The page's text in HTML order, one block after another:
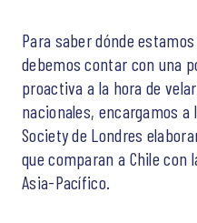
Para saber dónde
debemos contar con una
proactiva a la hora de
nacionales, encargamos
Society de Londres
que comparan a Chile con
Asia-Pacífico.